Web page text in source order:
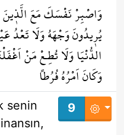
وَاصْبِرْ نَفْسَكَ مَعَ الَّذ۪ينَ
يُر۪يدُونَ وَجْهَهُ وَلَا تَعْدُ
الدُّنْيَا وَلَا تُطِـعْ مَنْ
وَكَانَ اَمْرُهُ فُرُطاً
9
senin